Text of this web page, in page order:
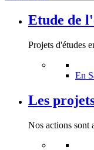
Etude de
Projets d'études
En
Les
Nos actions sont